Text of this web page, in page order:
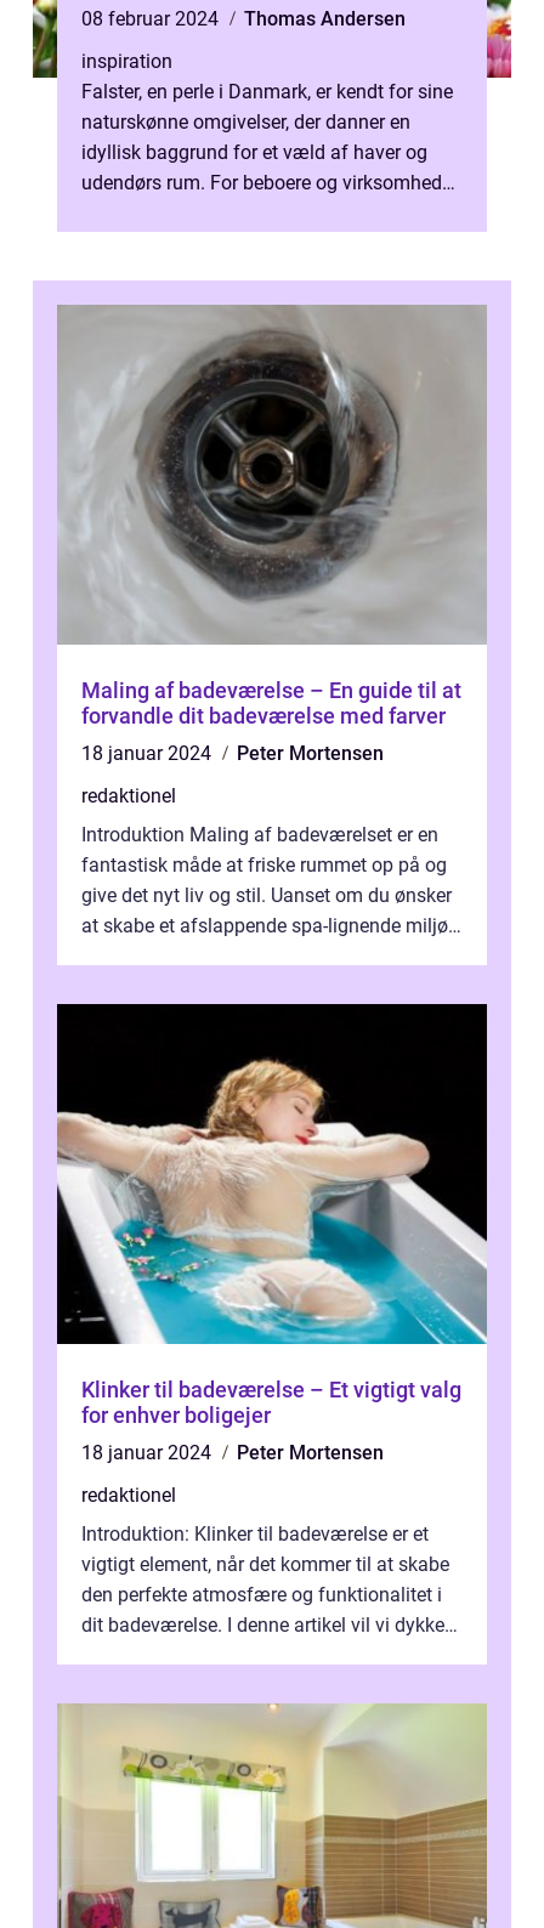
08 februar 2024
Thomas Andersen
inspiration
Falster, en perle i Danmark, er kendt for sine
naturskønne omgivelser, der danner en
idyllisk baggrund for et væld af haver og
udendørs rum. For beboere og virksomheder,
Maling af badeværelse – En guide til at
forvandle dit badeværelse med farver
18 januar 2024
Peter Mortensen
redaktionel
Introduktion Maling af badeværelset er en
fantastisk måde at friske rummet op på og
give det nyt liv og stil. Uanset om du ønsker
at skabe et afslappende spa-lignende miljø
Klinker til badeværelse – Et vigtigt valg
for enhver boligejer
18 januar 2024
Peter Mortensen
redaktionel
Introduktion: Klinker til badeværelse er et
vigtigt element, når det kommer til at skabe
den perfekte atmosfære og funktionalitet i
dit badeværelse. I denne artikel vil vi dykke